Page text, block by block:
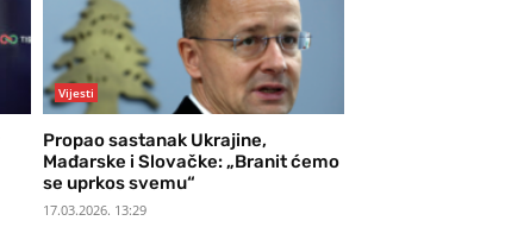
Vijesti
Propao sastanak Ukrajine,
Mađarske i Slovačke: „Branit ćemo
se uprkos svemu“
17.03.2026. 13:29